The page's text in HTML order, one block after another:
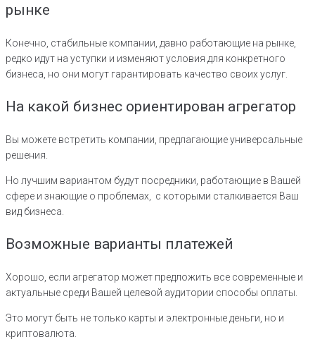
рынке
Конечно, стабильные компании, давно работающие на рынке,
редко идут на уступки и изменяют условия для конкретного
бизнеса, но они могут гарантировать качество своих услуг.
На какой бизнес ориентирован агрегатор
Вы можете встретить компании, предлагающие универсальные
решения.
Но лучшим вариантом будут посредники, работающие в Вашей
сфере и знающие о проблемах, с которыми сталкивается Ваш
вид бизнеса.
Возможные варианты платежей
Хорошо, если агрегатор может предложить все современные и
актуальные среди Вашей целевой аудитории способы оплаты.
Это могут быть не только карты и электронные деньги, но и
криптовалюта.